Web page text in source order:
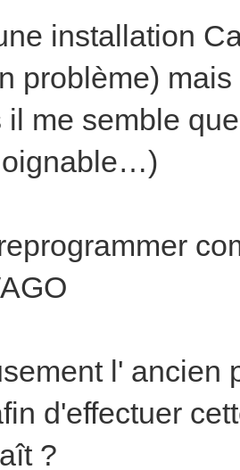
installation
problème)
il me semble
l' ancien
d'effectuer
?